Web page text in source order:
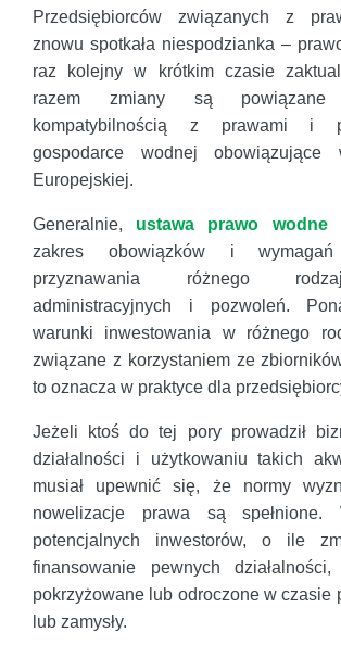
Przedsiębiorców związanych z
znowu spotkała niespodzianka –
raz kolejny w krótkim czasie
razem zmiany są
kompatybilnością z prawami i
gospodarce wodnej
Europejskiej.
Generalnie, ustawa prawo wodne
zakres obowiązków i wymagań
przyznawania różnego
administracyjnych i pozwoleń.
warunki inwestowania w różnego
związane z korzystaniem ze
to oznacza w praktyce dla
Jeżeli ktoś do tej pory prowadził
działalności i użytkowaniu takich
musiał upewnić się, że normy
nowelizacje prawa są spełnione.
potencjalnych inwestorów, o ile
finansowanie pewnych
pokrzyżowane lub odroczone w czasie
lub zamysły.